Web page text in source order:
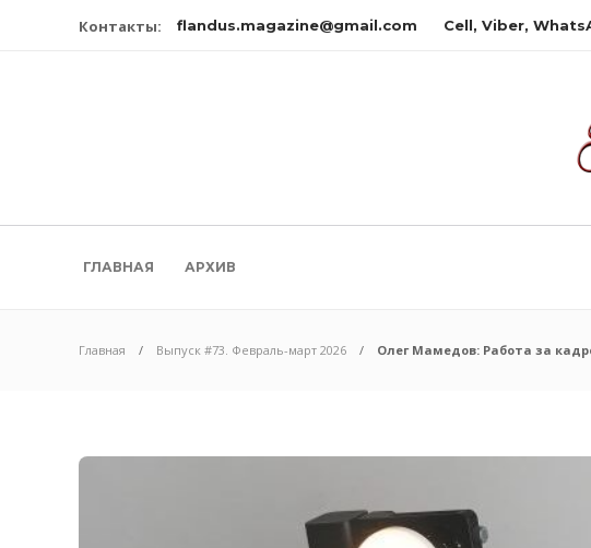
Контакты: flandus.magazine@gmail.com Cell, Viber,
ГЛАВНАЯ АРХИВ
Главная Выпуск #73. Февраль-март 2026 Олег Мамедов: Работа за